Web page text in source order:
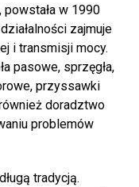
powstała w 1990
zajmuje
i transmisji mocy.
pasowe, sprzęgła,
przyssawki
doradztwo
problemów
tradycją.